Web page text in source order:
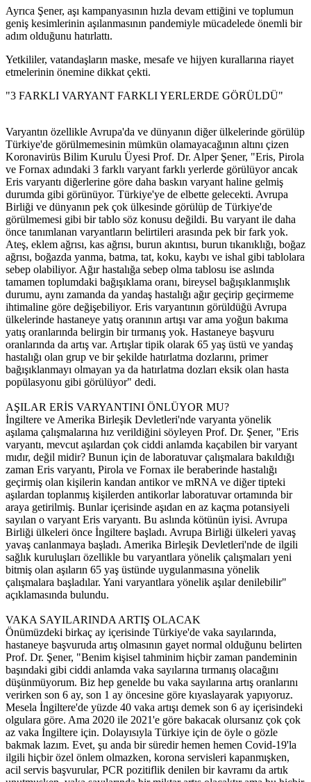
Ayrıca Şener, aşı kampanyasının hızla devam ettiğini ve toplumun
geniş kesimlerinin aşılanmasının pandemiyle mücadelede önemli bir
adım olduğunu hatırlattı.
Yetkililer, vatandaşların maske, mesafe ve hijyen kurallarına riayet
etmelerinin önemine dikkat çekti.
"3 FARKLI VARYANT FARKLI YERLERDE GÖRÜLDÜ"
Varyantın özellikle Avrupa'da ve dünyanın diğer ülkelerinde görülüp
Türkiye'de görülmemesinin mümkün olamayacağının altını çizen
Koronavirüs Bilim Kurulu Üyesi Prof. Dr. Alper Şener, "Eris, Pirola
ve Fornax adındaki 3 farklı varyant farklı yerlerde görülüyor ancak
Eris varyantı diğerlerine göre daha baskın varyant haline gelmiş
durumda gibi görünüyor. Türkiye'ye de elbette gelecekti. Avrupa
Birliği ve dünyanın pek çok ülkesinde görülüp de Türkiye'de
görülmemesi gibi bir tablo söz konusu değildi. Bu varyant ile daha
önce tanımlanan varyantların belirtileri arasında pek bir fark yok.
Ateş, eklem ağrısı, kas ağrısı, burun akıntısı, burun tıkanıklığı, boğaz
ağrısı, boğazda yanma, batma, tat, koku, kaybı ve ishal gibi tablolara
sebep olabiliyor. Ağır hastalığa sebep olma tablosu ise aslında
tamamen toplumdaki bağışıklama oranı, bireysel bağışıklanmışlık
durumu, aynı zamanda da yandaş hastalığı ağır geçirip geçirmeme
ihtimaline göre değişebiliyor. Eris varyantının görüldüğü Avrupa
ülkelerinde hastaneye yatış oranının artışı var ama yoğun bakıma
yatış oranlarında belirgin bir tırmanış yok. Hastaneye başvuru
oranlarında da artış var. Artışlar tipik olarak 65 yaş üstü ve yandaş
hastalığı olan grup ve bir şekilde hatırlatma dozlarını, primer
bağışıklanmayı olmayan ya da hatırlatma dozları eksik olan hasta
popülasyonu gibi görülüyor" dedi.
AŞILAR ERİS VARYANTINI ÖNLÜYOR MU?
İngiltere ve Amerika Birleşik Devletleri'nde varyanta yönelik
aşılama çalışmalarına hız verildiğini söyleyen Prof. Dr. Şener, "Eris
varyantı, mevcut aşılardan çok ciddi anlamda kaçabilen bir varyant
mıdır, değil midir? Bunun için de laboratuvar çalışmalara bakıldığı
zaman Eris varyantı, Pirola ve Fornax ile beraberinde hastalığı
geçirmiş olan kişilerin kandan antikor ve mRNA ve diğer tipteki
aşılardan toplanmış kişilerden antikorlar laboratuvar ortamında bir
araya getirilmiş. Bunlar içerisinde aşıdan en az kaçma potansiyeli
sayılan o varyant Eris varyantı. Bu aslında kötünün iyisi. Avrupa
Birliği ülkeleri önce İngiltere başladı. Avrupa Birliği ülkeleri yavaş
yavaş canlanmaya başladı. Amerika Birleşik Devletleri'nde de ilgili
sağlık kuruluşları özellikle bu varyantlara yönelik çalışmaları yeni
bitmiş olan aşıların 65 yaş üstünde uygulanmasına yönelik
çalışmalara başladılar. Yani varyantlara yönelik aşılar denilebilir"
açıklamasında bulundu.
VAKA SAYILARINDA ARTIŞ OLACAK
Önümüzdeki birkaç ay içerisinde Türkiye'de vaka sayılarında,
hastaneye başvuruda artış olmasının gayet normal olduğunu belirten
Prof. Dr. Şener, "Benim kişisel tahminim hiçbir zaman pandeminin
başındaki gibi ciddi anlamda vaka sayılarına tırmanış olacağını
düşünmüyorum. Biz hep genelde bu vaka sayılarına artış oranlarını
verirken son 6 ay, son 1 ay öncesine göre kıyaslayarak yapıyoruz.
Mesela İngiltere'de yüzde 40 vaka artışı demek son 6 ay içerisindeki
olgulara göre. Ama 2020 ile 2021'e göre bakacak olursanız çok çok
az vaka İngiltere için. Dolayısıyla Türkiye için de öyle o gözle
bakmak lazım. Evet, şu anda bir süredir hemen hemen Covid-19'la
ilgili hiçbir özel önlem olmazken, korona servisleri kapanmışken,
acil servis başvurular, PCR pozitiflik denilen bir kavramı da artık